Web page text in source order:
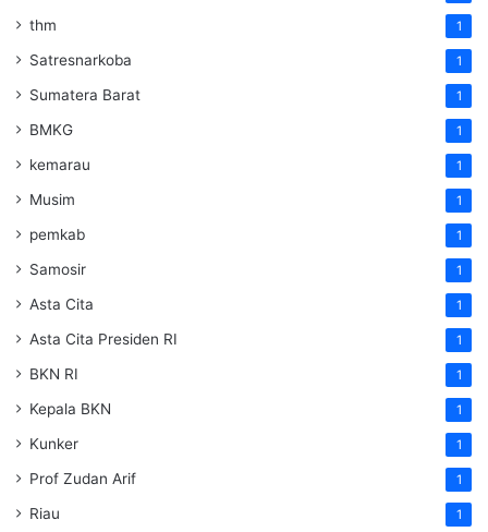
thm 1
Satresnarkoba 1
Sumatera Barat 1
BMKG 1
kemarau 1
Musim 1
pemkab 1
Samosir 1
Asta Cita 1
Asta Cita Presiden RI 1
BKN RI 1
Kepala BKN 1
Kunker 1
Prof Zudan Arif 1
Riau 1